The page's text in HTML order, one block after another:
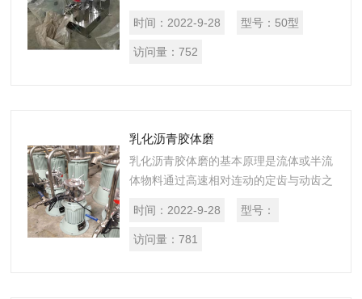
转，使物料受到强大的剪切力，本机具
$r$n有超微粉碎、分散、乳化、均质...
时间： 2022-9-28 型号： 50型
访问量： 752
乳化沥青胶体磨
乳化沥青胶体磨的基本原理是流体或半流
体物料通过高速相对连动的定齿与动齿之
高频振动等作用，有效地被粉碎、乳化、
均质、温合，从而获得满意的精细加工
时间： 2022-9-28 型号：
访问量： 781